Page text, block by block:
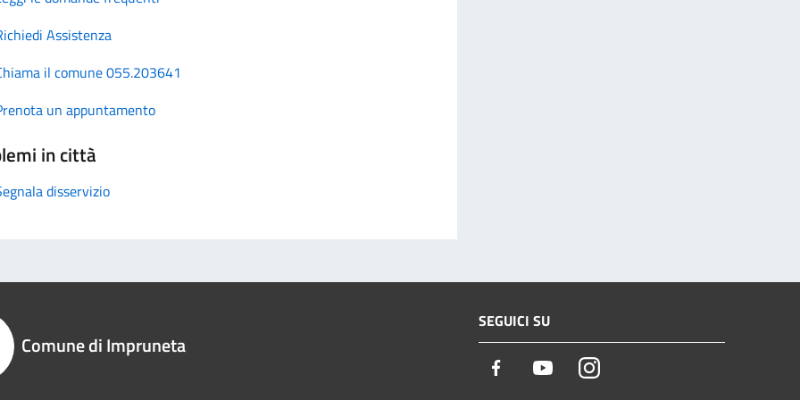
Assistenza
il comune 055.203641
un appuntamento
in città
disservizio
Comune di Impruneta
SEGUICI SU
Facebook YoutubeInstagram